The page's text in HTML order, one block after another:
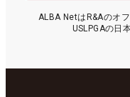
ALBA NetはR&Aのオ
USLPGAの日